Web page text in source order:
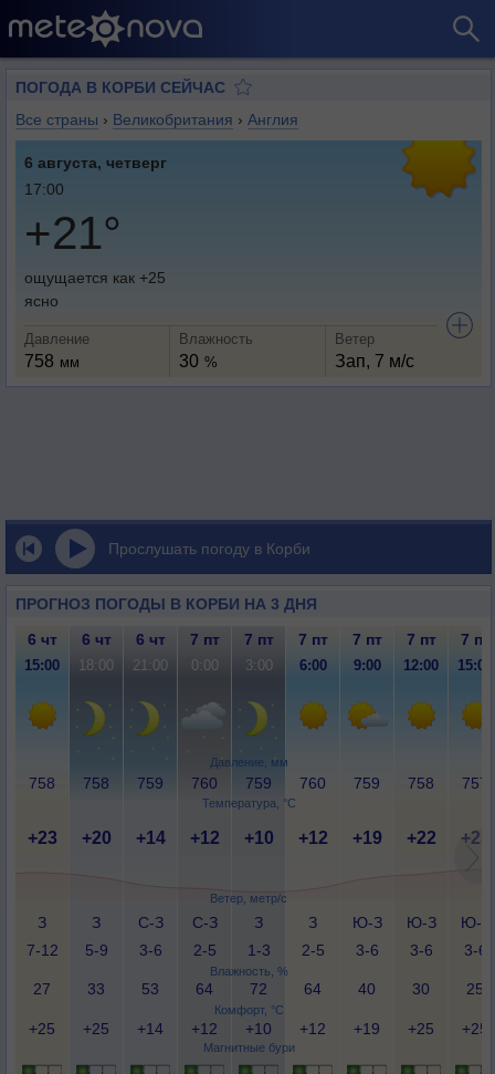
ПОГОДА В КОРБИ СЕЙЧАС
Все страны › Великобритания › Англия
6 августа, четверг
17:00
+21°
ощущается как +25
ясно
Давление
758 мм
Влажность
30 %
Ветер
Зап, 7 м/с
Прослушать погоду в Корби
ПРОГНОЗ ПОГОДЫ В КОРБИ НА 3 ДНЯ
Давление, мм
Температура, °C
Ветер, метр/с
Влажность, %
Комфорт, °C
Магнитные бури
6 чт 6 чт 6 чт 7 пт 7 пт 7 пт 7 пт 7 пт 7 пт
15:00 18:00 21:00 0:00 3:00 6:00 9:00 12:00 15:00
758 758 759 760 759 760 759 758 757
+23 +20 +14 +12 +10 +12 +19 +22 +25
З
7-12
З
5-9
С-З
3-6
С-З
2-5
З
1-3
З
2-5
Ю-З
3-6
Ю-З
3-6
Ю-З
3-6
27 33 53 64 72 64 40 30 25
+25 +25 +14 +12 +10 +12 +19 +25 +25